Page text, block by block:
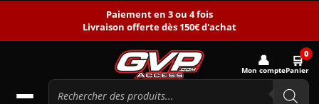
Paiement en 3 ou 4 fois
Livraison offerte dès 150€ d'achat
👤
Mon compte
🛒0
Panier